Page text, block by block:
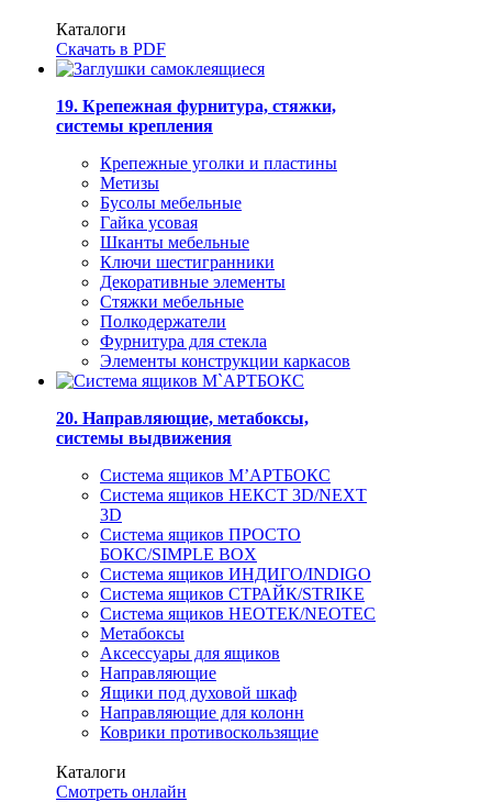
Каталоги
Скачать в PDF
19. Крепежная фурнитура, стяжки,
системы крепления
Крепежные уголки и пластины
Метизы
Бусолы мебельные
Гайка усовая
Шканты мебельные
Ключи шестигранники
Декоративные элементы
Стяжки мебельные
Полкодержатели
Фурнитура для стекла
Элементы конструкции каркасов
20. Направляющие, метабоксы,
системы выдвижения
Система ящиков М’АРТБОКС
Система ящиков НЕКСТ 3D/NEXT
3D
Система ящиков ПРОСТО
БОКС/SIMPLE BOX
Система ящиков ИНДИГО/INDIGO
Система ящиков СТРАЙК/STRIKE
Система ящиков НЕОТЕК/NEOTEC
Метабоксы
Аксессуары для ящиков
Направляющие
Ящики под духовой шкаф
Направляющие для колонн
Коврики противоскользящие
Каталоги
Смотреть онлайн